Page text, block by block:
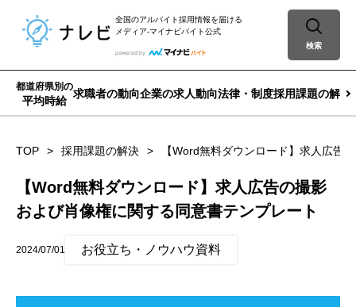
全国のアルバイト採用情報を届ける
メディア-マイナビバイト公式
検索
都道府県別の
平均時給
求職者の動向企業の求人動向法律・制度採用課題の解決
TOP 採用課題の解決 【Word無料ダウンロード】求人広告
【Word無料ダウンロード】求人広告の撮影
および肖像権に関する同意書テンプレート
2024/07/01 お役立ち・ノウハウ資料